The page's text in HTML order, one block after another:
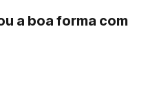
a boa forma com